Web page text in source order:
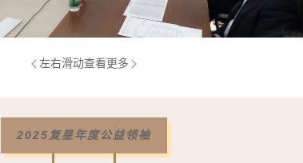
左右滑动查看更多
2025复星年度公益领袖